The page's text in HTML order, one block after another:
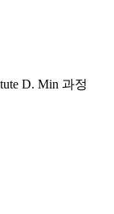
D. Min 과정